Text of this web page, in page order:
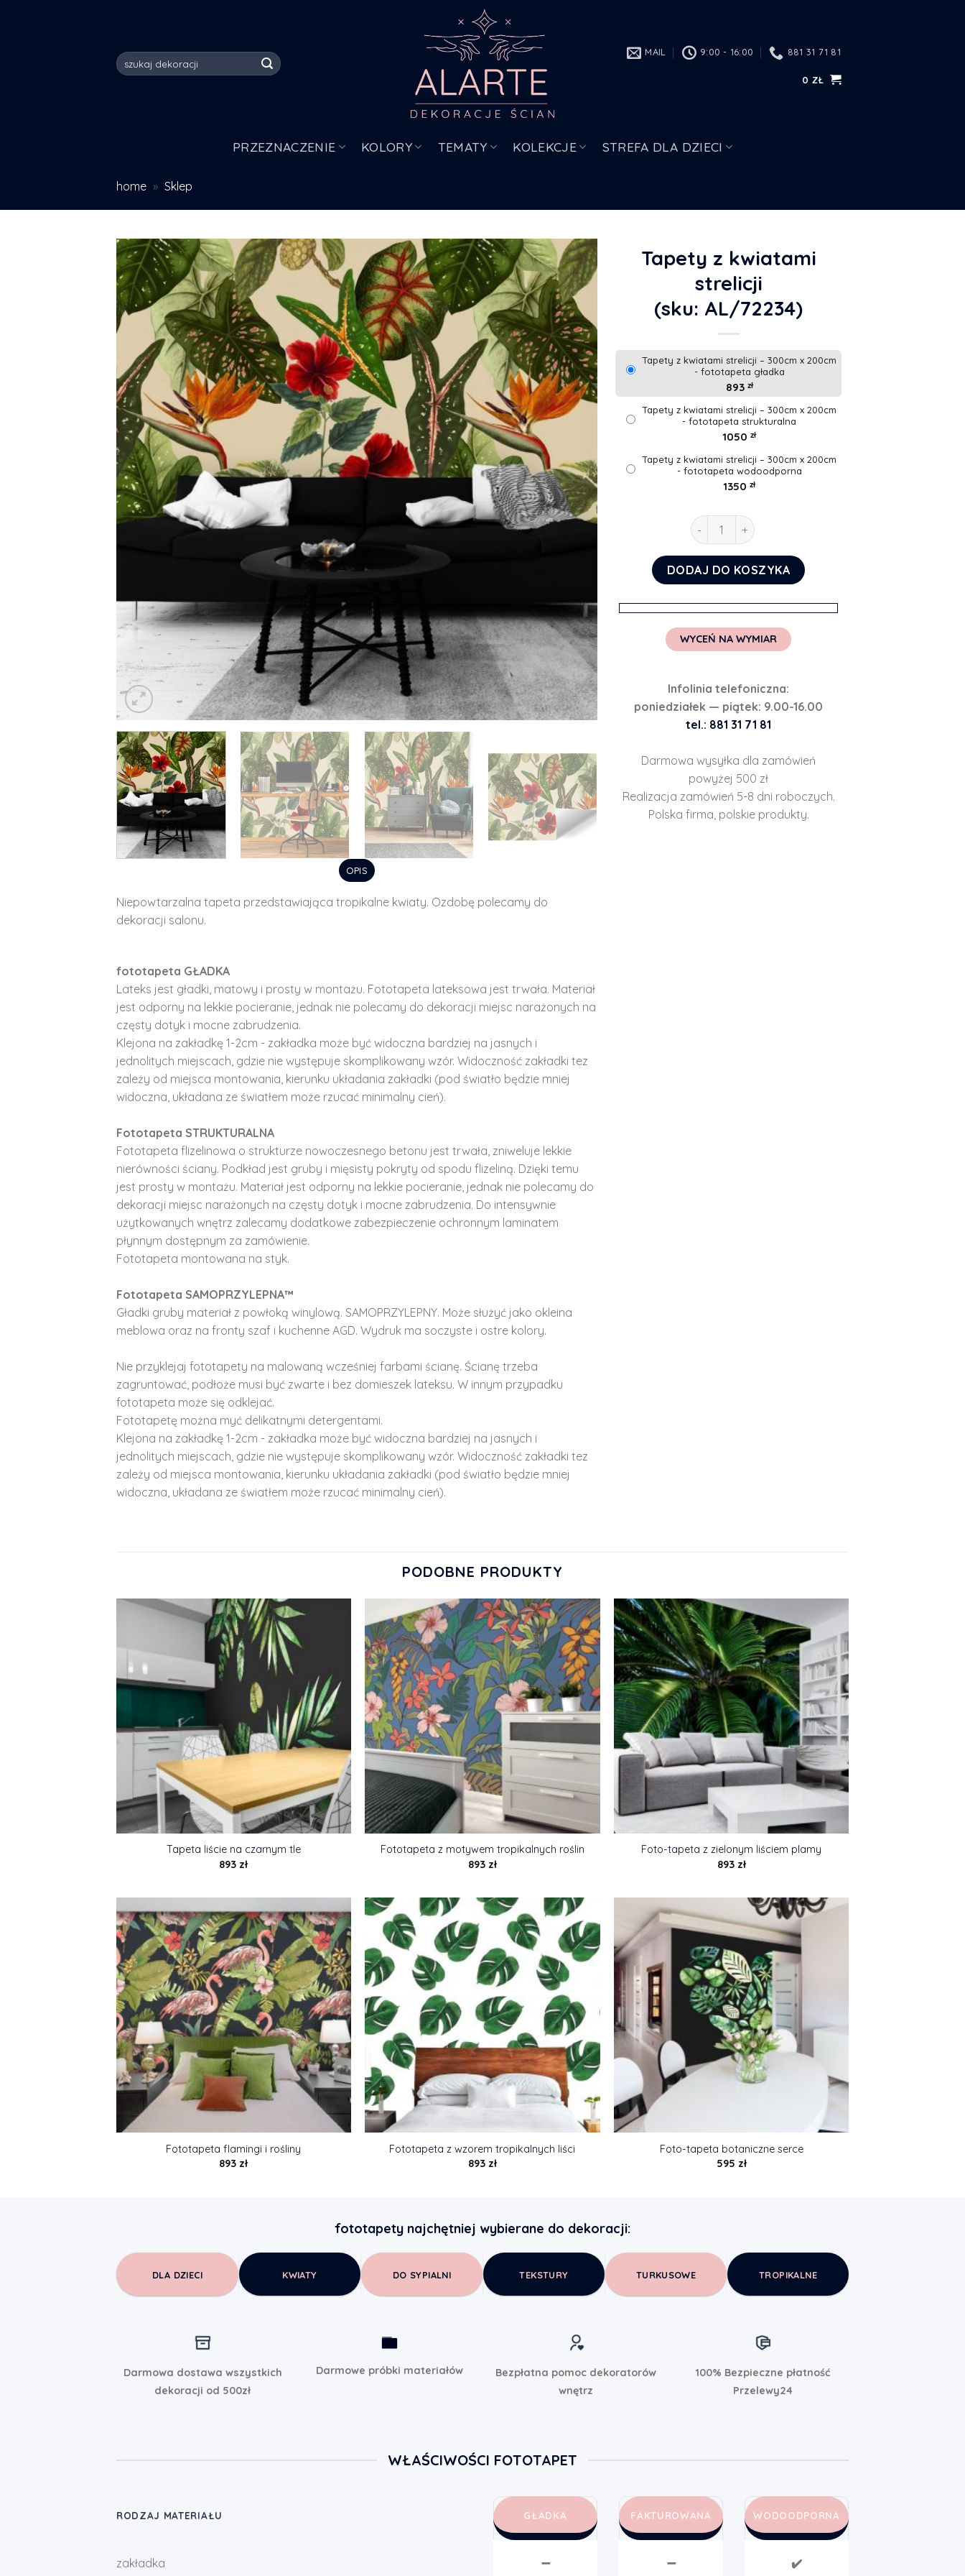
Szukaj:
MAIL 9:00 - 16:00 881 31 71 81
0 ZŁ
PRZEZNACZENIE KOLORY TEMATY KOLEKCJE STREFA DLA DZIECI
home » Sklep
OPIS
Niepowtarzalna tapeta przedstawiająca tropikalne kwiaty. Ozdobę polecamy do
dekoracji salonu.
fototapeta GŁADKA
Lateks jest gładki, matowy i prosty w montażu. Fototapeta lateksowa jest trwała. Materiał
jest odporny na lekkie pocieranie, jednak nie polecamy do dekoracji miejsc narażonych na
częsty dotyk i mocne zabrudzenia.
Klejona na zakładkę 1-2cm - zakładka może być widoczna bardziej na jasnych i
jednolitych miejscach, gdzie nie występuje skomplikowany wzór. Widoczność zakładki tez
zależy od miejsca montowania, kierunku układania zakładki (pod światło będzie mniej
widoczna, układana ze światłem może rzucać minimalny cień).
Fototapeta STRUKTURALNA
Fototapeta flizelinowa o strukturze nowoczesnego betonu jest trwała, zniweluje lekkie
nierówności ściany. Podkład jest gruby i mięsisty pokryty od spodu flizeliną. Dzięki temu
jest prosty w montażu. Materiał jest odporny na lekkie pocieranie, jednak nie polecamy do
dekoracji miejsc narażonych na częsty dotyk i mocne zabrudzenia. Do intensywnie
użytkowanych wnętrz zalecamy dodatkowe zabezpieczenie ochronnym laminatem
płynnym dostępnym za zamówienie.
Fototapeta montowana na styk.
Fototapeta SAMOPRZYLEPNA™
Gładki gruby materiał z powłoką winylową. SAMOPRZYLEPNY. Może służyć jako okleina
meblowa oraz na fronty szaf i kuchenne AGD. Wydruk ma soczyste i ostre kolory.
Nie przyklejaj fototapety na malowaną wcześniej farbami ścianę. Ścianę trzeba
zagruntować, podłoże musi być zwarte i bez domieszek lateksu. W innym przypadku
fototapeta może się odklejać.
Fototapetę można myć delikatnymi detergentami.
Klejona na zakładkę 1-2cm - zakładka może być widoczna bardziej na jasnych i
jednolitych miejscach, gdzie nie występuje skomplikowany wzór. Widoczność zakładki tez
zależy od miejsca montowania, kierunku układania zakładki (pod światło będzie mniej
widoczna, układana ze światłem może rzucać minimalny cień).
Tapety z kwiatami
strelicji
(sku: AL/72234)
Tapety z kwiatami strelicji – 300cm x 200cm
- fototapeta gładka
893 zł
Tapety z kwiatami strelicji – 300cm x 200cm
- fototapeta strukturalna
1050 zł
Tapety z kwiatami strelicji – 300cm x 200cm
- fototapeta wodoodporna
1350 zł
ilość Tapety z kwiatami strelicji
DODAJ DO KOSZYKA
WYCEŃ NA WYMIAR
Infolinia telefoniczna:
poniedziałek — piątek: 9.00-16.00
tel.: 881 31 71 81
Darmowa wysyłka dla zamówień
powyżej 500 zł
Realizacja zamówień 5-8 dni roboczych.
Polska firma, polskie produkty.
PODOBNE PRODUKTY
Tapeta liście na czarnym tle
893 zł
Fototapeta z motywem tropikalnych roślin
893 zł
Foto-tapeta z zielonym liściem plamy
893 zł
Fototapeta flamingi i rośliny
893 zł
Fototapeta z wzorem tropikalnych liści
893 zł
Foto-tapeta botaniczne serce
595 zł
fototapety najchętniej wybierane do dekoracji:
DLA DZIECI KWIATY DO SYPIALNI TEKSTURY TURKUSOWE TROPIKALNE
Darmowa dostawa wszystkich
dekoracji od 500zł
Darmowe próbki materiałów
Bezpłatna pomoc dekoratorów
wnętrz
100% Bezpieczne płatność
Przelewy24
WŁAŚCIWOŚCI FOTOTAPET
RODZAJ MATERIAŁU
zakładka
GŁADKA
➖
FAKTUROWANA
➖
WODOODPORNA
✔️